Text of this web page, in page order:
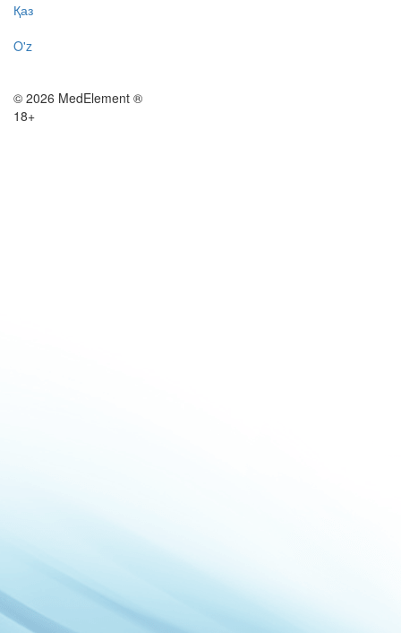
Қаз
O'z
© 2026 MedElement ®
18+